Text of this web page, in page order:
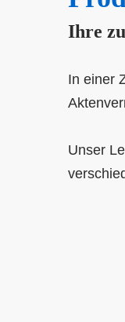
Ihre
In einer
Unser